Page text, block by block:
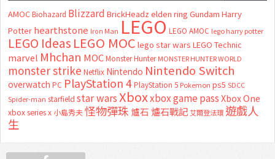
AMOC Biohazard Blizzard BrickHeadz elden ring Gundam Harry
Potter hearthstone Iron Man LEGO LEGO AMOC lego harry potter
LEGO Ideas LEGO MOC lego star wars LEGO Technic
marvel Mhchan MOC Monster Hunter MONSTER HUNTER WORLD
monster strike Netflix Nintendo Nintendo Switch
overwatch PC PlayStation 4 PlayStation 5 Pokemon ps5 SDCC
Spider-man starfield star wars Xboxxbox game passXbox One
xbox series x 小島秀夫怪物彈珠 爐石 爐石戰記艾爾登法環 遊戲人
生